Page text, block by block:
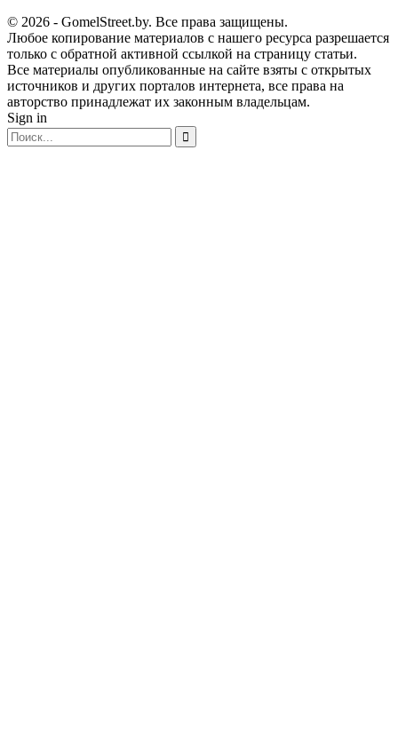
© 2026 - GomelStreet.by. Все права защищены.
Любое копирование материалов с нашего ресурса разрешается
только с обратной активной ссылкой на страницу статьи.
Все материалы опубликованные на сайте взяты с открытых
источников и других порталов интернета, все права на
авторство принадлежат их законным владельцам.
Sign in